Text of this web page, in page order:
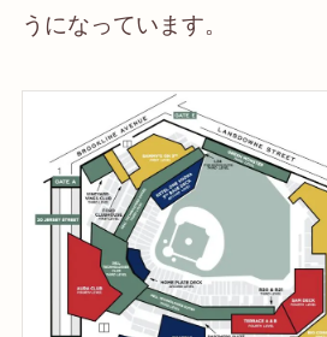
うになっています。